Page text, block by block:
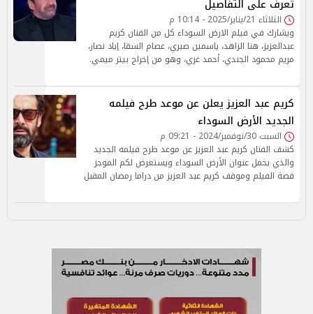
تعرف على التفاصيل
الثلاثاء 21/يناير/2025 - 10:14 م
ويشارك في فيلم الارض السوداء كل من الفنان كريم
عبدالعزيز، هنا الزاهد، ياسمين صبري، عصام السقا، إياد نصار،
مريم محمود الجندي، أحمد غزي، وهو من إخراج بيتر ميمي.
كريم عبد العزيز يعلن عن موعد طرح فيلمه
الجديد الأرض السوداء
السبت 30/نوفمبر/2024 - 09:21 م
كشف الفنان كريم عبد العزيز عن موعد طرح فيلمه الجديد
والذي يحمل عنوان الأرض السوداء ويستعرض لكم الموجز
قصة الفيلم وموقف كريم عبد العزيز من دراما رمضان المقبل